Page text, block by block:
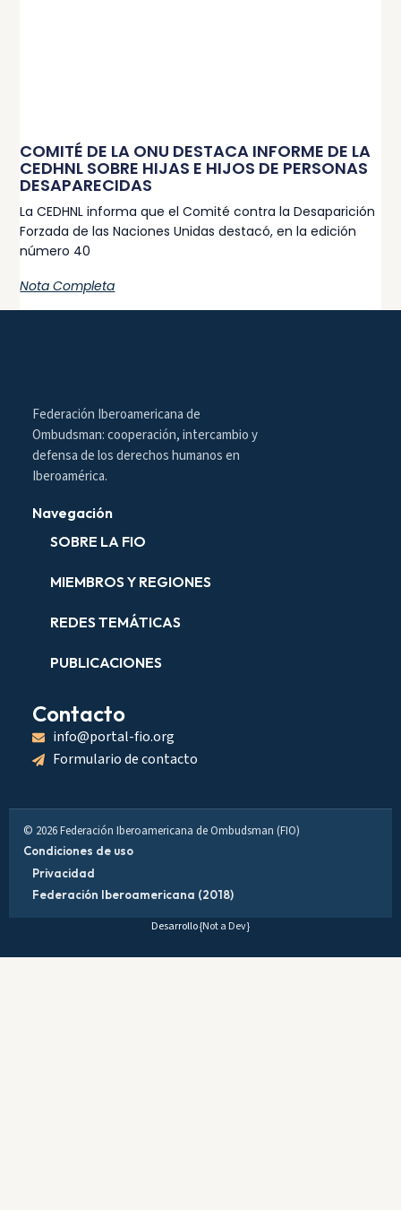
COMITÉ DE LA ONU DESTACA INFORME DE LA
CEDHNL SOBRE HIJAS E HIJOS DE PERSONAS
DESAPARECIDAS
La CEDHNL informa que el Comité contra la Desaparición
Forzada de las Naciones Unidas destacó, en la edición
número 40
Nota Completa
Federación Iberoamericana de
Ombudsman: cooperación, intercambio y
defensa de los derechos humanos en
Iberoamérica.
Navegación
SOBRE LA FIO
MIEMBROS Y REGIONES
REDES TEMÁTICAS
PUBLICACIONES
Contacto
info@portal-fio.org
Formulario de contacto
© 2026 Federación Iberoamericana de Ombudsman (FIO)
Condiciones de uso
Privacidad
Federación Iberoamericana (2018)
Desarrollo{Not a Dev}